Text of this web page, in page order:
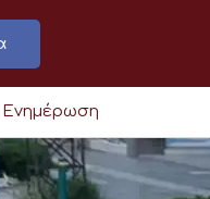
Ενημέρωση